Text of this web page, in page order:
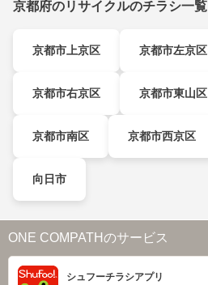
京都府のリサイクルのチラシ一覧
京都市上京区 京都市左京区
京都市右京区 京都市東山区
京都市南区 京都市西京区
向日市
ONE COMPATHのサービス
シュフーチラシアプリ